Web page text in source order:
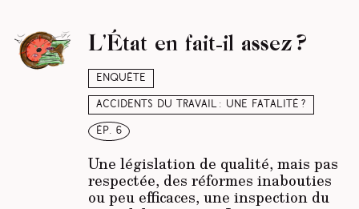
Enquête
Accidents du travail : une fatalité ?
ép. 6
L’État en fait-il assez ?
Une législation de qualité, mais pas
respectée, des réformes inabouties
ou peu efficaces, une inspection du